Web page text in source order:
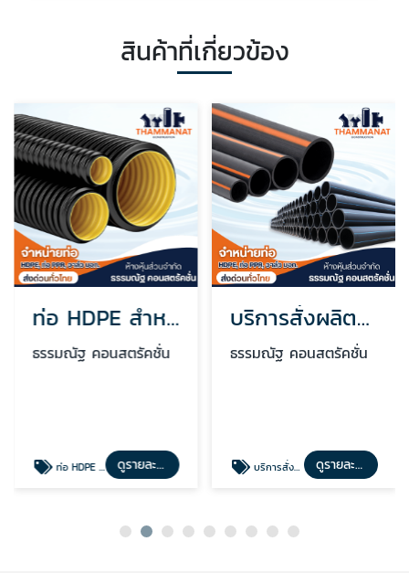
สินค้าที่เกี่ยวข้อง
ท่อ HDPE สำหรับระบายน้ำ
ธรรมณัฐ คอนสตรัคชั่น
ท่อ HDPE สำหรับระบายน้ำ ดูรายละเอียด
บริการสั่งผลิตและท่อสเปกพิเศษ (Custom & Special Solutions)
ธรรมณัฐ คอนสตรัคชั่น
บริการสั่งผลิตและท่อสเปกพิเศษ (Custom & Special Solutions) ดูรายละเอียด